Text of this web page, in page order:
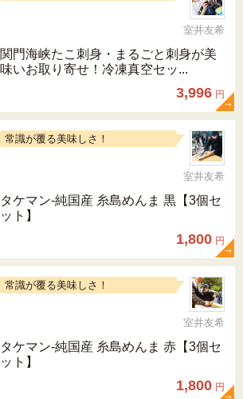
室井友希
関門海峡たこ刺身・まるごと刺身が美
味いお取り寄せ！冷凍真空セッ...
3,996 円
常識が覆る美味しさ！
室井友希
タケマン-純国産 糸島めんま 黒【3個セ
ット】
1,800 円
常識が覆る美味しさ！
室井友希
タケマン-純国産 糸島めんま 赤【3個セ
ット】
1,800 円